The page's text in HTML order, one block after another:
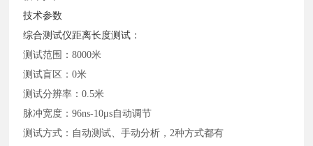
技术参数
综合测试仪距离长度测试：
测试范围：8000米
测试盲区：0米
测试分辨率：0.5米
脉冲宽度：96ns-10μs自动调节
测试方式：自动测试、手动分析， 2种方式都有